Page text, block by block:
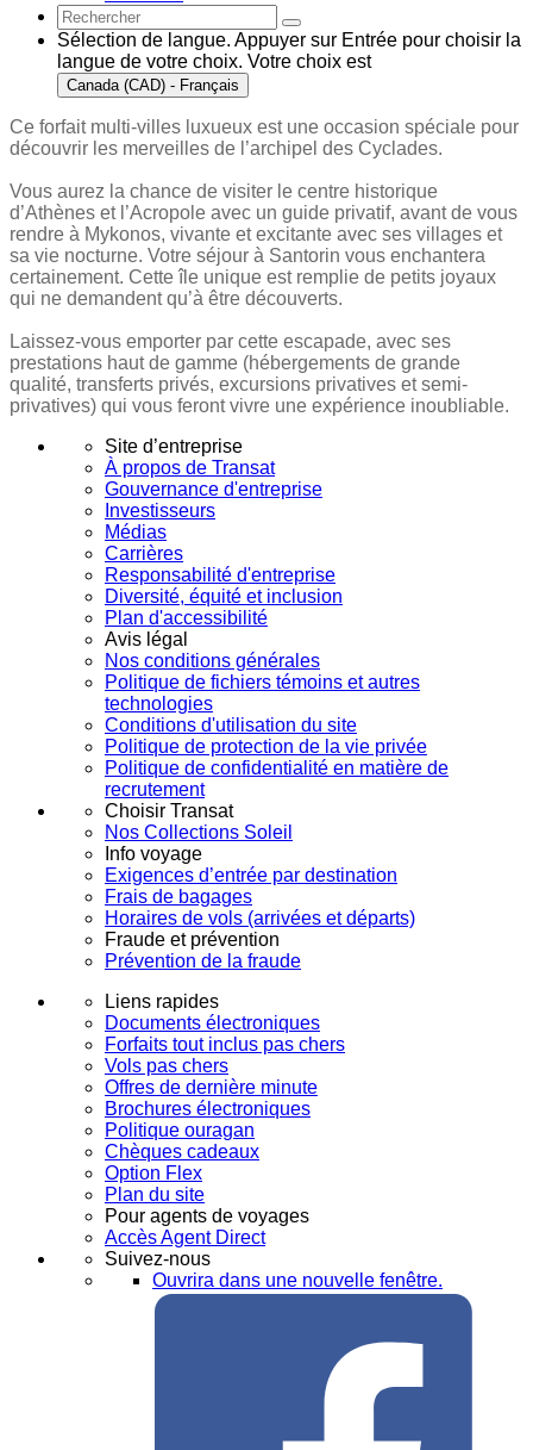
Sélection de langue. Appuyer sur Entrée pour choisir la
langue de votre choix. Votre choix est
Canada (CAD) - Français
Ce forfait multi-villes luxueux est une occasion spéciale pour
découvrir les merveilles de l’archipel des Cyclades.
Vous aurez la chance de visiter le centre historique
d’Athènes et l’Acropole avec un guide privatif, avant de vous
rendre à Mykonos, vivante et excitante avec ses villages et
sa vie nocturne. Votre séjour à Santorin vous enchantera
certainement. Cette île unique est remplie de petits joyaux
qui ne demandent qu’à être découverts.
Laissez-vous emporter par cette escapade, avec ses
prestations haut de gamme (hébergements de grande
qualité, transferts privés, excursions privatives et semi-
privatives) qui vous feront vivre une expérience inoubliable.
Site d’entreprise
À propos de Transat
Gouvernance d'entreprise
Investisseurs
Médias
Carrières
Responsabilité d'entreprise
Diversité, équité et inclusion
Plan d'accessibilité
Avis légal
Nos conditions générales
Politique de fichiers témoins et autres
technologies
Conditions d'utilisation du site
Politique de protection de la vie privée
Politique de confidentialité en matière de
recrutement
Choisir Transat
Nos Collections Soleil
Info voyage
Exigences d’entrée par destination
Frais de bagages
Horaires de vols (arrivées et départs)
Fraude et prévention
Prévention de la fraude
Liens rapides
Documents électroniques
Forfaits tout inclus pas chers
Vols pas chers
Offres de dernière minute
Brochures électroniques
Politique ouragan
Chèques cadeaux
Option Flex
Plan du site
Pour agents de voyages
Accès Agent Direct
Suivez-nous
Ouvrira dans une nouvelle fenêtre.